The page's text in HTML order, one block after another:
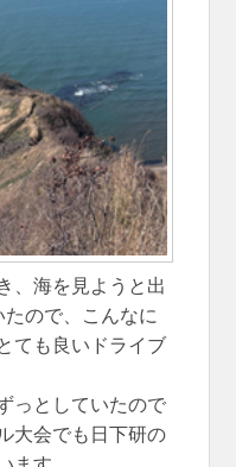
、海を見ようと出
ので、こんなに
ても良いドライブ
っとしていたので
大会でも日下研の